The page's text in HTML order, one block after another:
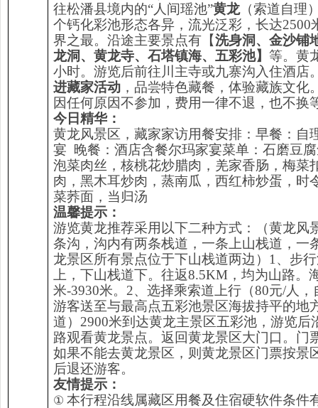
往松潘县境内的“人间瑶池”黄龙（索道自理
个钙化彩池形态各异，流光泛彩，长达2500
界之最。沿途主要景点有【洗身洞、金沙铺
龙洞、黄龙寺、石塔镇海、五彩池】等。黄
小时。游览后前往川主寺或九寨沟入住酒店
进藏家活动 ，品尝特色藏餐，体验藏族文化
因任何原因不参加，费用一律不退，也不换
今日精华：
黄龙风景区，藏家家访用餐安排：早餐：自
宴 晚餐：酒店含餐尔玛家宴菜单：石磨豆
泡菜肉丝，核桃花炒腊肉，羌家香肠，梅菜
肉，黑木耳炒肉，蒸南瓜，西红柿炒蛋，时
菜荞面，当归汤
温馨提示 ：
游览黄龙推荐采用以下二种方式：（黄龙风
条沟，沟内有两条栈道，一条上山栈道，一
龙景区所有景点位于下山栈道两边）1、步
上，下山栈道下。往返8.5KM，均为山路。
米-3930米。2、选择乘索道上行（80元/人
游客送至与最高点五彩池景区海拔持平的地
道）2900米到达黄龙主景区五彩池，游览后
路观看黄龙景点。返回黄龙景区大门口。门
如果不能去黄龙景区，则黄龙景区门票按景
后退还游客。
友情提示：
① 本行程沿线属藏区用餐及住宿硬软件条件